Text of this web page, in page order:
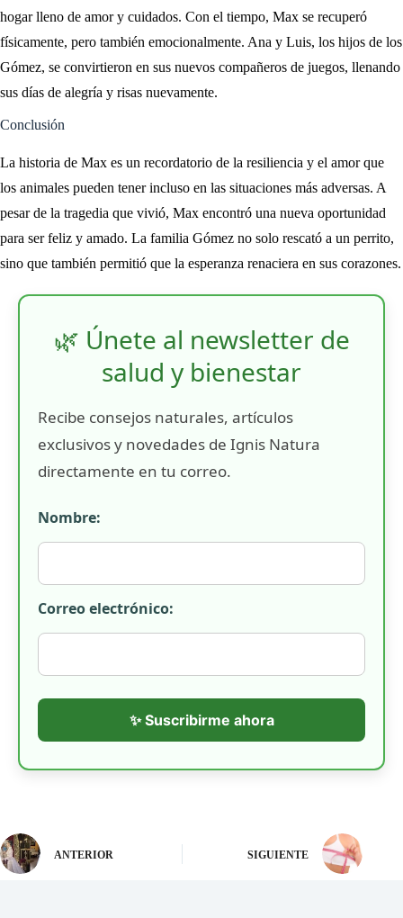
hogar lleno de amor y cuidados. Con el tiempo, Max se recuperó
físicamente, pero también emocionalmente. Ana y Luis, los hijos de los
Gómez, se convirtieron en sus nuevos compañeros de juegos, llenando
sus días de alegría y risas nuevamente.
Conclusión
La historia de Max es un recordatorio de la resiliencia y el amor que
los animales pueden tener incluso en las situaciones más adversas. A
pesar de la tragedia que vivió, Max encontró una nueva oportunidad
para ser feliz y amado. La familia Gómez no solo rescató a un perrito,
sino que también permitió que la esperanza renaciera en sus corazones.
🌿 Únete al newsletter de
salud y bienestar
Recibe consejos naturales, artículos
exclusivos y novedades de Ignis Natura
directamente en tu correo.
Nombre:
Correo electrónico:
✨ Suscribirme ahora
ANTERIOR SIGUIENTE